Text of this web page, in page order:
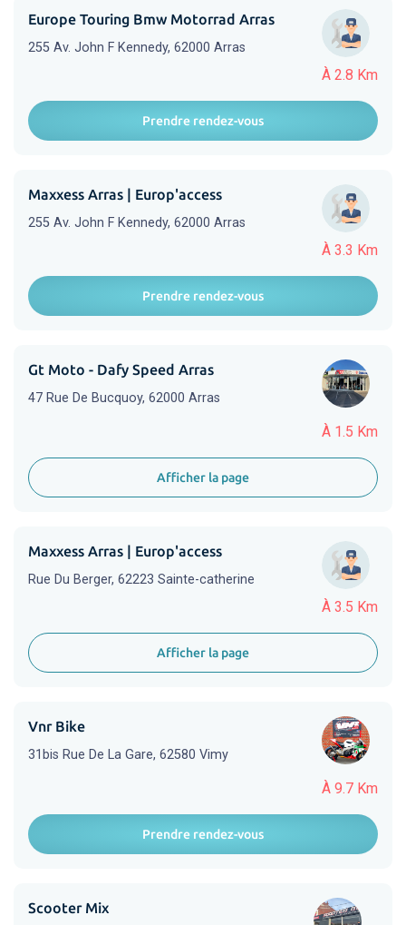
À 2.8 Km
Europe Touring Bmw Motorrad Arras
255 Av. John F Kennedy, 62000 Arras
Prendre rendez-vous
À 3.3 Km
Maxxess Arras | Europ'access
255 Av. John F Kennedy, 62000 Arras
Prendre rendez-vous
À 1.5 Km
Gt Moto - Dafy Speed Arras
47 Rue De Bucquoy, 62000 Arras
Afficher la page
À 3.5 Km
Maxxess Arras | Europ'access
Rue Du Berger, 62223 Sainte-catherine
Afficher la page
À 9.7 Km
Vnr Bike
31bis Rue De La Gare, 62580 Vimy
Prendre rendez-vous
Scooter Mix